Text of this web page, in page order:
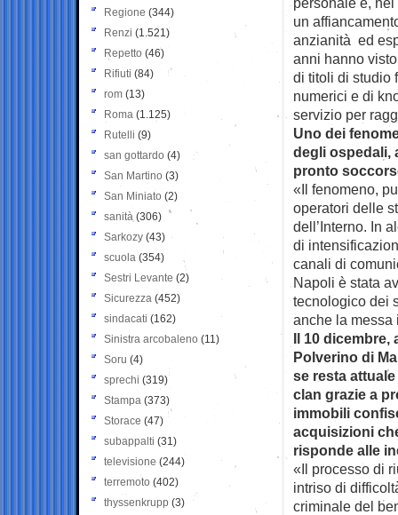
un
anzianità ed
anni hanno
di titoli di studio
numerici e di
servizio per
Uno dei
degli ospedali,
pronto
«Il fenomeno,
operatori delle
dell’Interno. In
di
canali di
Napoli è stata
tecnologico dei
anche la messa
Il 10 dicembre,
Polverino di
se resta
clan grazie a
immobili
acquisizioni
risponde alle
«Il processo di
intriso di
criminale del
Regione (344)
Renzi (1.521)
Repetto (46)
Rifiuti (84)
rom (13)
Roma (1.125)
Rutelli (9)
san gottardo (4)
San Martino (3)
San Miniato (2)
sanità (306)
Sarkozy (43)
scuola (354)
Sestri Levante (2)
Sicurezza (452)
sindacati (162)
Sinistra arcobaleno (11)
Soru (4)
sprechi (319)
Stampa (373)
Storace (47)
subappalti (31)
televisione(244)
terremoto (402)
thyssenkrupp (3)